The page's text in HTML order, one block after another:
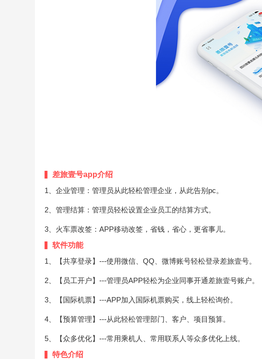
差旅壹号app介绍
1、企业管理：管理员从此轻松管理企业，从此告别pc。
2、管理结算：管理员轻松设置企业员工的结算方式。
3、火车票改签：APP移动改签，省钱，省心，更省事儿。
软件功能
1、【共享登录】---使用微信、QQ、微博账号轻松登录差旅壹号。
2、【员工开户】---管理员APP轻松为企业同事开通差旅壹号账户。
3、【国际机票】---APP加入国际机票购买，线上轻松询价。
4、【预算管理】---从此轻松管理部门、客户、项目预算。
5、【众多优化】---常用乘机人、常用联系人等众多优化上线。
特色介绍